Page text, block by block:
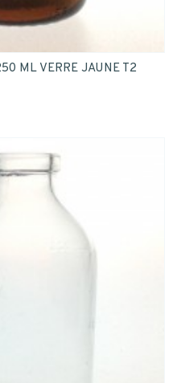
ML VERRE JAUNE T2